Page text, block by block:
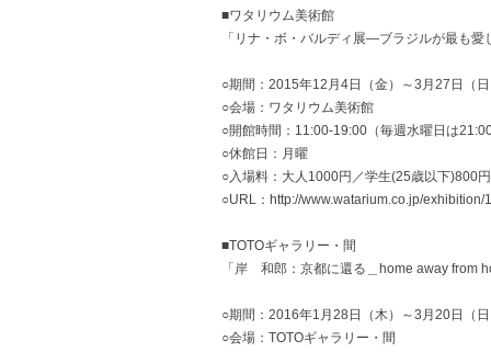
■ワタリウム美術館
「リナ・ボ・バルディ展―ブラジルが最も愛
○期間：2015年12月4日（金）～3月27日（
○会場：ワタリウム美術館
○開館時間：11:00-19:00（毎週水曜日は
○休館日：月曜
○入場料：大人1000円／学生(25歳以下)800
○URL：http://www.watarium.co.jp/
■TOTOギャラリー・間
「岸 和郎：京都に還る＿home away from
○期間：2016年1月28日（木）～3月20日（
○会場：TOTOギャラリー・間